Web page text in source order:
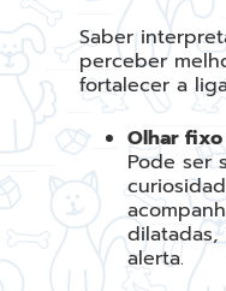
Saber
perceber
fortalecer a
Olhar
Pode ser
alerta.